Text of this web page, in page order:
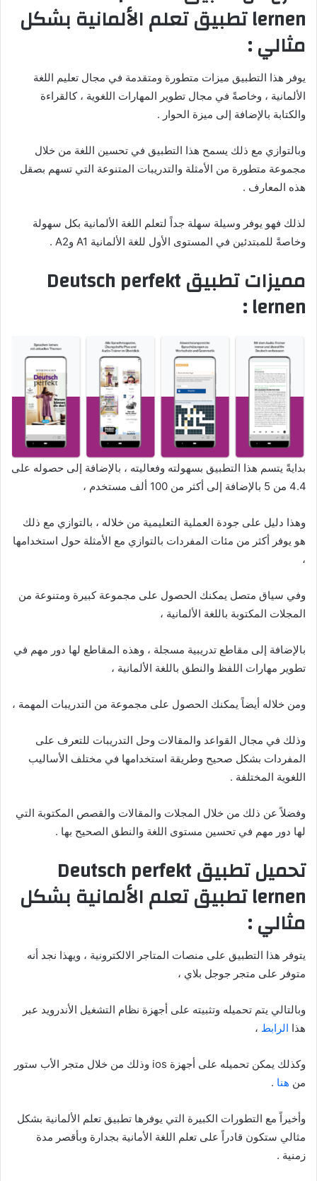
lernen تطبيق تعلم الألمانية بشكل
مثالي :
يوفر هذا التطبيق ميزات متطورة ومتقدمة في مجال تعليم اللغة
الألمانية ، وخاصةً في مجال تطوير المهارات اللغوية ، كالقراءة
والكتابة بالإضافة إلى ميزة الحوار .
وبالتوازي مع ذلك يسمح هذا التطبيق في تحسين اللغة من خلال
مجموعة متطورة من الأمثلة والتدريبات المتنوعة التي تسهم بصقل
هذه المعارف .
لذلك فهو يوفر وسيلة سهلة جداً لتعلم اللغة الألمانية بكل سهولة
وخاصةً للمبتدئين في المستوى الأول للغة الألمانية A1 وA2 .
مميزات تطبيق Deutsch perfekt
lernen :
بدايةً يتسم هذا التطبيق بسهولته وفعاليته ، بالإضافة إلى حصوله على
4.4 من 5 بالإضافة إلى أكثر من 100 ألف مستخدم ،
وهذا دليل على جودة العملية التعليمية من خلاله ، بالتوازي مع ذلك
هو يوفر أكثر من مئات المفردات بالتوازي مع الأمثلة حول استخدامها
،
وفي سياق متصل يمكنك الحصول على مجموعة كبيرة ومتنوعة من
المجلات المكتوبة باللغة الألمانية ،
بالإضافة إلى مقاطع تدريبية مسجلة ، وهذه المقاطع لها دور مهم في
تطوير مهارات اللفظ والنطق باللغة الألمانية ،
ومن خلاله أيضاً يمكنك الحصول على مجموعة من التدريبات المهمة ،
وذلك في مجال القواعد والمقالات وحل التدريبات للتعرف على
المفردات بشكل صحيح وطريقة استخدامها في مختلف الأساليب
اللغوية المختلفة .
وفضلاً عن ذلك من خلال المجلات والمقالات والقصص المكتوبة التي
لها دور مهم في تحسين مستوى اللغة والنطق الصحيح بها .
تحميل تطبيق Deutsch perfekt
lernen تطبيق تعلم الألمانية بشكل
مثالي :
يتوفر هذا التطبيق على منصات المتاجر الالكترونية ، ويهذا نجد أنه
متوفر على متجر جوجل بلاي ،
وبالتالي يتم تحميله وتثبيته على أجهزة نظام التشغيل الأندرويد عبر
هذا الرابط ،
وكذلك يمكن تحميله على أجهزة ios وذلك من خلال متجر الأب ستور
من هنا .
وأخيراً مع التطورات الكبيرة التي يوفرها تطبيق تعلم الألمانية بشكل
مثالي ستكون قادراً على تعلم اللغة الأمانية بجدارة وبأقصر مدة
زمنية .